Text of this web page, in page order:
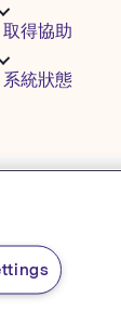
取得協助
系統狀態